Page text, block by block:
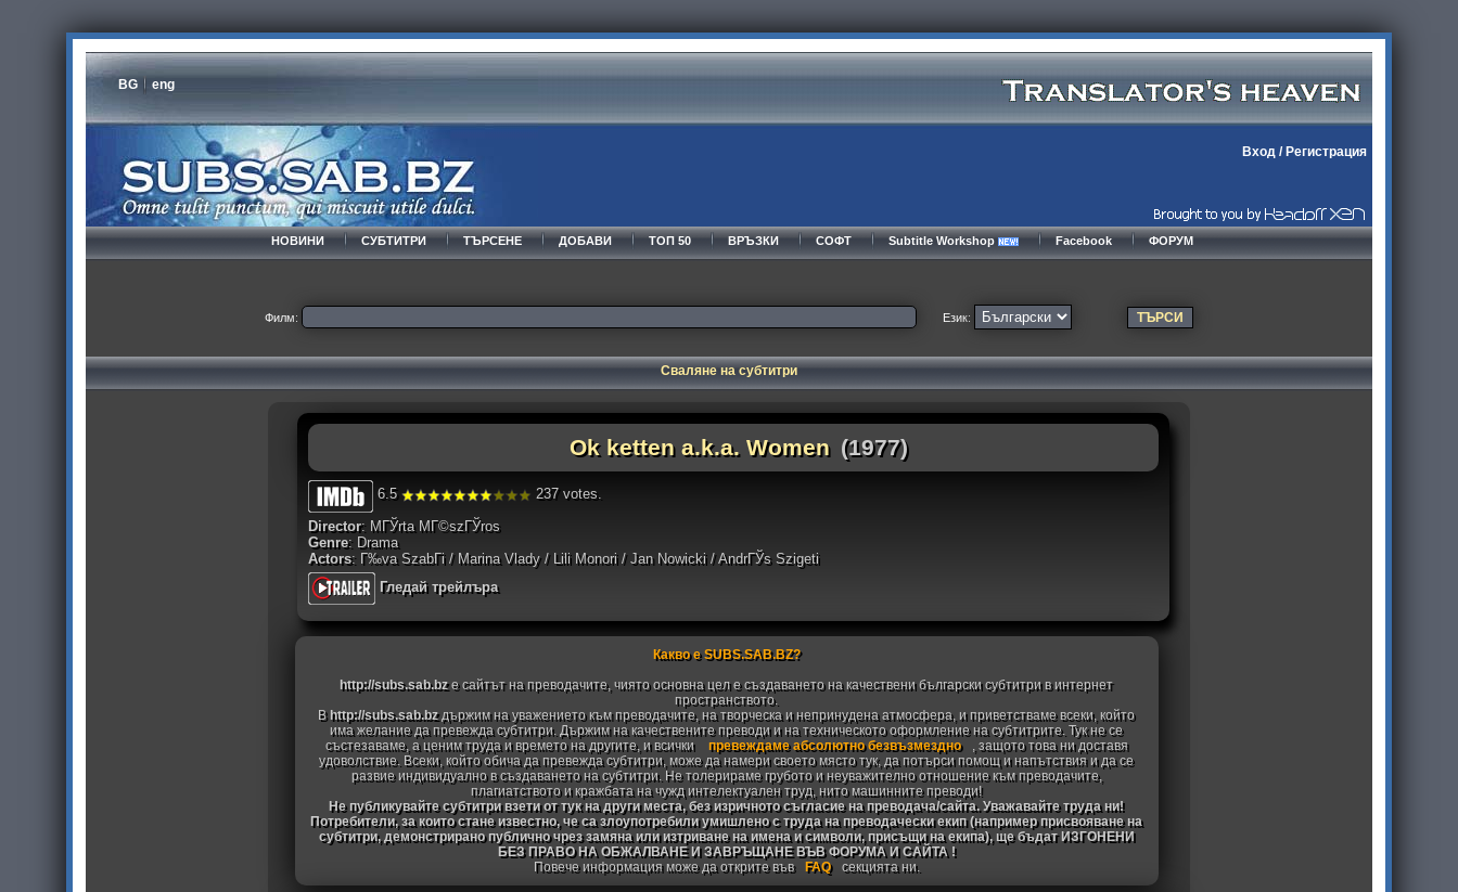
BG eng
Вход/ Регистрация
НОВИНИ СУБТИТРИ ТЪРСЕНЕ ДОБАВИ ТОП 50 ВРЪЗКИ СОФТ Subtitle Workshop Facebook ФОРУМ
Филм: Език:
Сваляне на субтитри
Ok ketten a.k.a. Women (1977)
6.5 237 votes.
Director: MГЎrta MГ©szГЎros
Genre: Drama
Actors: Г‰va SzabГі / Marina Vlady / Lili Monori / Jan Nowicki / AndrГЎs Szigeti
Гледай трейлъра
Какво е SUBS.SAB.BZ?
http://subs.sab.bzе сайтът на преводачите, чиято основна цел е създаването на качествени български субтитри в интернет
пространството.
В http://subs.sab.bzдържим на уважението към преводачите, на творческа и непринудена атмосфера, и приветстваме всеки, който
има желание да превежда субтитри. Държим на качествените преводи и на техническото оформление на субтитрите. Тук не се
състезаваме, а ценим труда и времето на другите, и всички
превеждаме абсолютно безвъзмездно
, защото това ни доставя
удоволствие. Всеки, който обича да превежда субтитри, може да намери своето място тук, да потърси помощ и напътствия и да се
развие индивидуално в създаването на субтитри. Не толерираме грубото и неуважително отношение към преводачите,
плагиатството и кражбата на чужд интелектуален труд, нито машинните преводи!
Не публикувайте субтитри взети от тук на други места, без изричното съгласие на преводача/сайта. Уважавайте труда ни!
Потребители, за които стане известно, че са злоупотребили умишлено с труда на преводачески екип (например присвояване на
субтитри, демонстрирано публично чрез замяна или изтриване на имена и символи, присъщи на екипа), ще бъдат ИЗГОНЕНИ
БЕЗ ПРАВО НА ОБЖАЛВАНЕ И ЗАВРЪЩАНЕ ВЪВ ФОРУМА И САЙТА !
Повече информация може да открите във
FAQ секцията ни.